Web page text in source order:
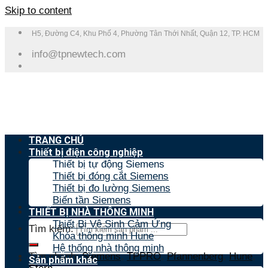
Skip to content
H5, Đường C4, Khu Phố 4, Phường Tân Thới Nhất, Quận 12, TP. HCM
info@tpnewtech.com
Tìm kiếm:
Tìm nhanh:Siemens,TPPRO,Pfannenberg,Hune,
TRANG CHỦ
Thiết bị điện công nghiệp
Thiết bị tự động Siemens
Thiết bị đóng cắt Siemens
Thiết bị đo lường Siemens
Biến tần Siemens
THIẾT BỊ NHÀ THÔNG MINH
Thiết Bị Vệ Sinh Cảm Ứng
Khóa thông minh Hune
Hệ thống nhà thông minh
Sản phẩm khác